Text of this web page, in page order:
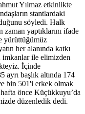
Yılmaz etkinlikte
stantlardaki
söyledi. Halk
yaptıklarını ifade
yürüttüğümüz
her alanında katkı
imkanlar ile elimizden
İçinde
ayrı başlık altında 174
bin 501'i erkek olmak
önce Küçükkuyu’da
düzenledik dedi.